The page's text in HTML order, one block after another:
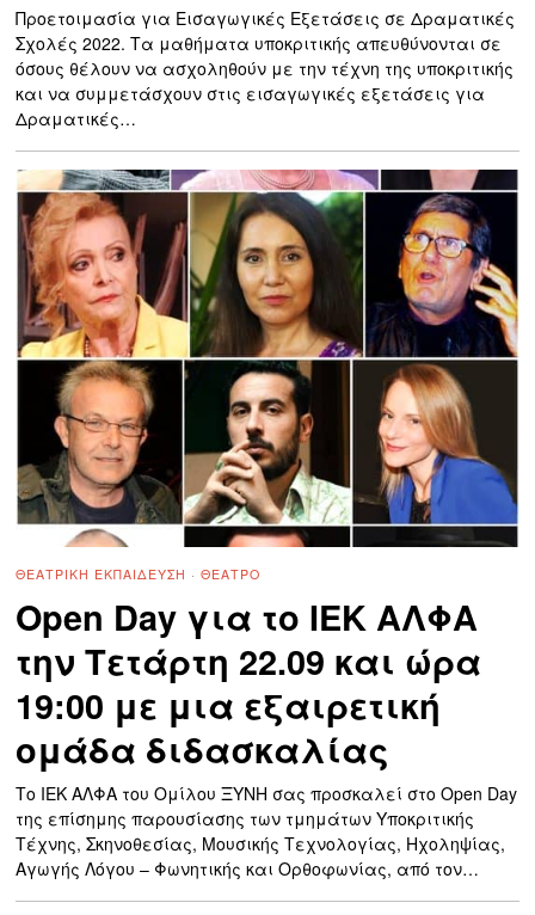
Προετοιμασία για Εισαγωγικές Εξετάσεις σε Δραματικές
Σχολές 2022. Τα μαθήματα υποκριτικής απευθύνονται σε
όσους θέλουν να ασχοληθούν με την τέχνη της υποκριτικής
και να συμμετάσχουν στις εισαγωγικές εξετάσεις για
Δραματικές…
ΘΕΑΤΡΙΚΉ ΕΚΠΑΊΔΕΥΣΗ · ΘΈΑΤΡΟ
Open Day για το ΙΕΚ ΑΛΦΑ
την Τετάρτη 22.09 και ώρα
19:00 με μια εξαιρετική
ομάδα διδασκαλίας
Το ΙΕΚ ΑΛΦΑ του Ομίλου ΞΥΝΗ σας προσκαλεί στο Open Day
της επίσημης παρουσίασης των τμημάτων Υποκριτικής
Τέχνης, Σκηνοθεσίας, Μουσικής Τεχνολογίας, Ηχοληψίας,
Αγωγής Λόγου – Φωνητικής και Ορθοφωνίας, από τον…